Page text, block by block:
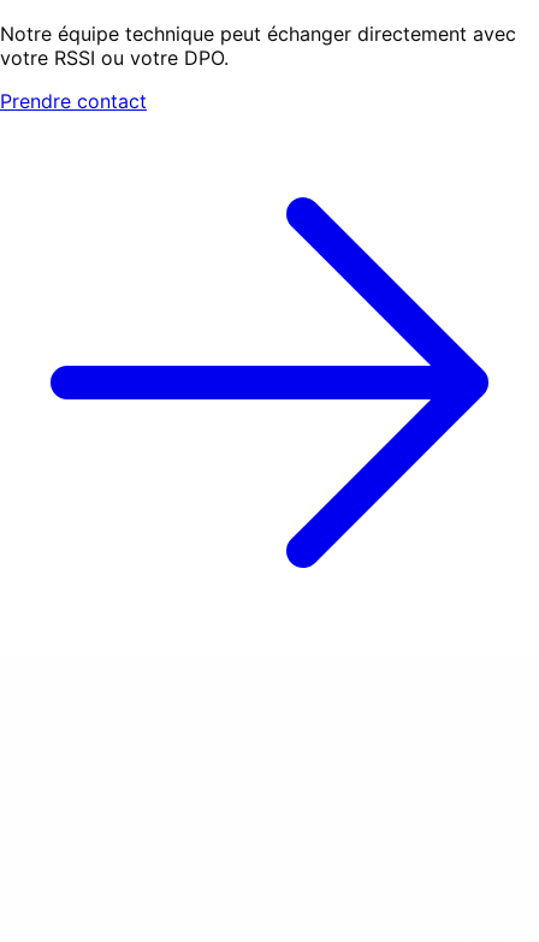
Notre équipe technique peut échanger directement avec
votre RSSI ou votre DPO.
Prendre contact